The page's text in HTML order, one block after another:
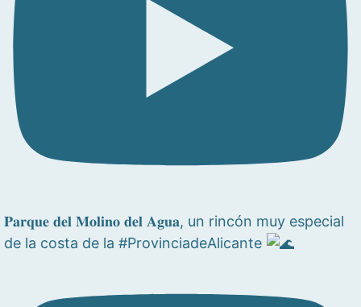
𝐏𝐚𝐫𝐪𝐮𝐞 𝐝𝐞𝐥 𝐌𝐨𝐥𝐢𝐧𝐨 𝐝𝐞𝐥 𝐀𝐠𝐮𝐚, un rincón muy especial
de la costa de la #ProvinciadeAlicante